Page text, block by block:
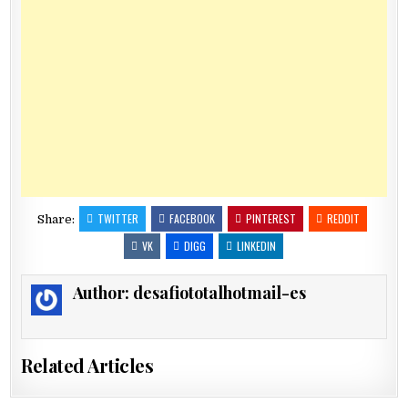
Share: TWITTER FACEBOOK PINTEREST
REDDIT
VK
DIGG LINKEDIN
Author: desafiototalhotmail-es
Related Articles